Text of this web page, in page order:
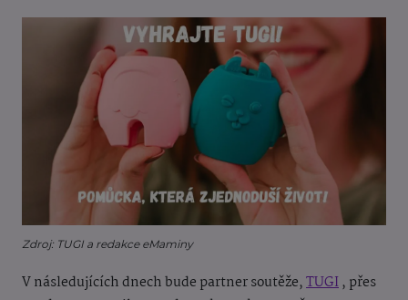
Zdroj: TUGI a redakce eMaminy
V následujících dnech bude partner soutěže,TUGI, přes